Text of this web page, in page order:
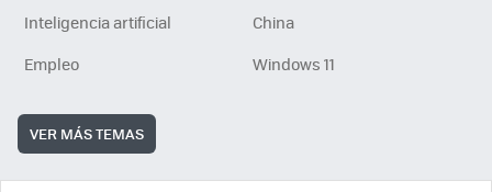
Inteligencia artificial
China
Empleo
Windows 11
VER MÁS TEMAS